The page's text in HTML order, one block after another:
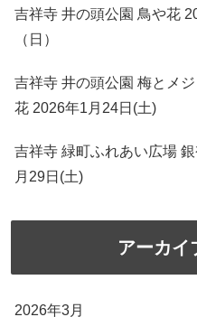
吉祥寺 井の頭公園 鳥や花
（日）
吉祥寺 井の頭公園 梅とメ
花 2026年1月24日(土)
吉祥寺 緑町ふれあい広場
月29日(土)
アーカイ
2026年3月